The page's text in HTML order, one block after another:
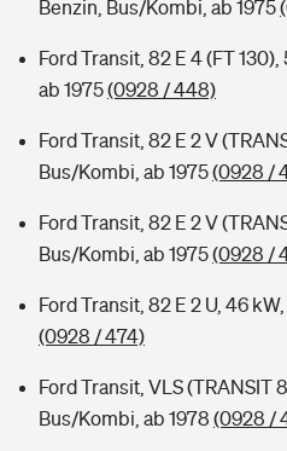
Benzin, Bus/Kombi, ab 1975
Ford Transit, 82 E 4 (FT
ab 1975(0928 / 448)
Ford Transit, 82 E 2 V
Bus/Kombi, ab 1975(0928 /
Ford Transit, 82 E 2 V
Bus/Kombi, ab 1975(0928 /
Ford Transit, 82 E 2 U, 46
(0928 / 474)
Ford Transit, VLS (TRANSIT
Bus/Kombi, ab 1978 (0928 /